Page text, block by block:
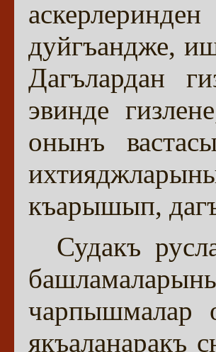
дуйгъандже,
Дагълардан
эвинде
онынъ
къарышып,
Судакъ
чарпышмалар
якъаланаракъ